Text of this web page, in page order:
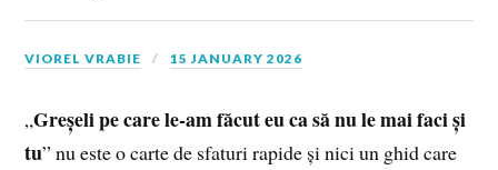
VIOREL VRABIE 15 JANUARY 2026
„Greșeli pe care le-am făcut eu ca să nu le mai faci și
tu” nu este o carte de sfaturi rapide și nici un ghid care